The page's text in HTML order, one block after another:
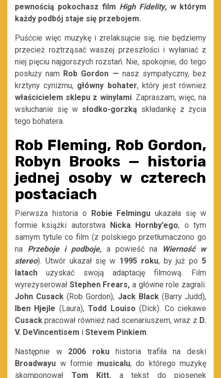
pewnością pokochasz film High Fidelity, w którym
każdy podbój staje się przebojem.
Puśćcie więc muzykę i zrelaksujcie się, nie będziemy
przecież roztrząsać waszej przeszłości i wyłaniać z
niej pięciu najgorszych rozstań. Nie, spokojnie, do tego
posłuży nam Rob Gordon — nasz sympatyczny, bez
krztyny cynizmu, główny bohater, który jest również
właścicielem sklepu z winylami. Zapraszam, więc, na
wsłuchanie się w słodko-gorzką składankę z życia
tego bohatera.
Rob Fleming, Rob Gordon,
Robyn Brooks — historia
jednej osoby w czterech
postaciach
Pierwsza historia o Robie Felmingu ukazała się w
formie książki autorstwa Nicka Hornby’ego, o tym
samym tytule co film (z polskiego przetłumaczono go
na Przeboje i podboje, a powieść na
Wierność w
stereo). Utwór ukazał się w 1995 roku, by już po5
latach uzyskać swoją adaptację filmową. Film
wyreżyserował Stephen Frears,a główne role zagrali:
John Cusack (Rob Gordon), Jack Black(Barry Judd),
Iben Hjejle (Laura),Todd Louiso(Dick). Co ciekawe
Cusackpracował również nad scenariuszem, wraz z D.
V. DeVincentisem i Stevem Pinkiem.
Następnie w 2006 rokuhistoria trafiła na deski
Broadwayu w formie musicalu, do którego muzykę
skomponował Tom Kitt, a tekst do piosenek